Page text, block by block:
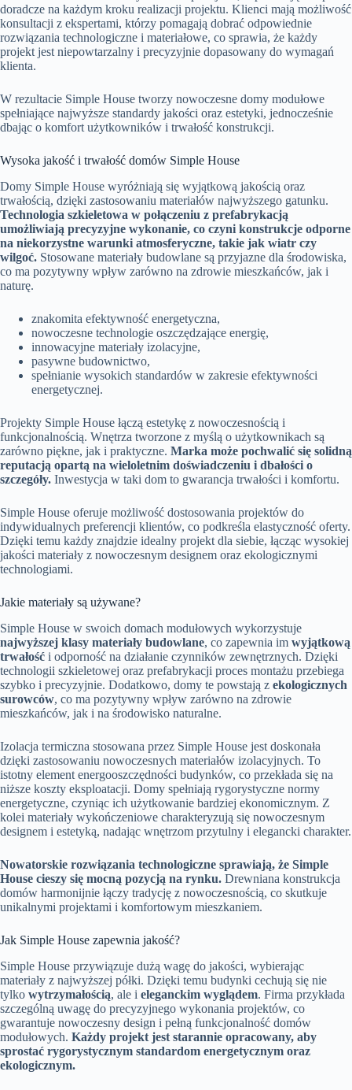
doradcze na każdym kroku realizacji projektu. Klienci mają możliwość
konsultacji z ekspertami, którzy pomagają dobrać odpowiednie
rozwiązania technologiczne i materiałowe, co sprawia, że każdy
projekt jest niepowtarzalny i precyzyjnie dopasowany do wymagań
klienta.
W rezultacie Simple House tworzy nowoczesne domy modułowe
spełniające najwyższe standardy jakości oraz estetyki, jednocześnie
dbając o komfort użytkowników i trwałość konstrukcji.
Wysoka jakość i trwałość domów Simple House
Domy Simple House wyróżniają się wyjątkową jakością oraz
trwałością, dzięki zastosowaniu materiałów najwyższego gatunku.
Technologia szkieletowa w połączeniu z prefabrykacją
umożliwiają precyzyjne wykonanie, co czyni konstrukcje odporne
na niekorzystne warunki atmosferyczne, takie jak wiatr czy
wilgoć. Stosowane materiały budowlane są przyjazne dla środowiska,
co ma pozytywny wpływ zarówno na zdrowie mieszkańców, jak i
naturę.
znakomita efektywność energetyczna,
nowoczesne technologie oszczędzające energię,
innowacyjne materiały izolacyjne,
pasywne budownictwo,
spełnianie wysokich standardów w zakresie efektywności
energetycznej.
Projekty Simple House łączą estetykę z nowoczesnością i
funkcjonalnością. Wnętrza tworzone z myślą o użytkownikach są
zarówno piękne, jak i praktyczne. Marka może pochwalić się solidną
reputacją opartą na wieloletnim doświadczeniu i dbałości o
szczegóły. Inwestycja w taki dom to gwarancja trwałości i komfortu.
Simple House oferuje możliwość dostosowania projektów do
indywidualnych preferencji klientów, co podkreśla elastyczność oferty.
Dzięki temu każdy znajdzie idealny projekt dla siebie, łącząc wysokiej
jakości materiały z nowoczesnym designem oraz ekologicznymi
technologiami.
Jakie materiały są używane?
Simple House w swoich domach modułowych wykorzystuje
najwyższej klasy materiały budowlane, co zapewnia im wyjątkową
trwałość i odporność na działanie czynników zewnętrznych. Dzięki
technologii szkieletowej oraz prefabrykacji proces montażu przebiega
szybko i precyzyjnie. Dodatkowo, domy te powstają z ekologicznych
surowców, co ma pozytywny wpływ zarówno na zdrowie
mieszkańców, jak i na środowisko naturalne.
Izolacja termiczna stosowana przez Simple House jest doskonała
dzięki zastosowaniu nowoczesnych materiałów izolacyjnych. To
istotny element energooszczędności budynków, co przekłada się na
niższe koszty eksploatacji. Domy spełniają rygorystyczne normy
energetyczne, czyniąc ich użytkowanie bardziej ekonomicznym. Z
kolei materiały wykończeniowe charakteryzują się nowoczesnym
designem i estetyką, nadając wnętrzom przytulny i elegancki charakter.
Nowatorskie rozwiązania technologiczne sprawiają, że Simple
House cieszy się mocną pozycją na rynku. Drewniana konstrukcja
domów harmonijnie łączy tradycję z nowoczesnością, co skutkuje
unikalnymi projektami i komfortowym mieszkaniem.
Jak Simple House zapewnia jakość?
Simple House przywiązuje dużą wagę do jakości, wybierając
materiały z najwyższej półki. Dzięki temu budynki cechują się nie
tylko wytrzymałością, ale i eleganckim wyglądem. Firma przykłada
szczególną uwagę do precyzyjnego wykonania projektów, co
gwarantuje nowoczesny design i pełną funkcjonalność domów
modułowych. Każdy projekt jest starannie opracowany, aby
sprostać rygorystycznym standardom energetycznym oraz
ekologicznym.